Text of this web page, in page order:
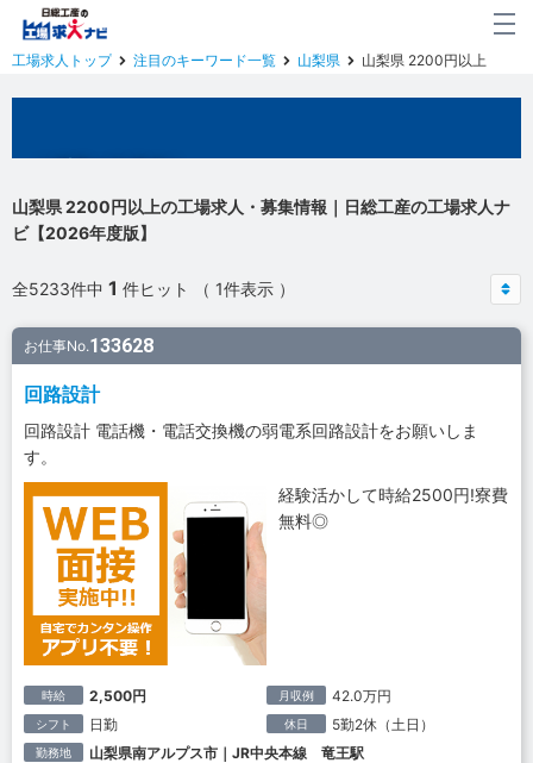
工場求人トップ 注目のキーワード一覧 山梨県 山梨県 2200円以上
山梨県 2200円以上の工場求人・募集情報｜日総工産の工場求人ナ
ビ【2026年度版】
全5233件中 1 件ヒット （ 1件表示 ）
お仕事No.133628
回路設計
回路設計 電話機・電話交換機の弱電系回路設計をお願いしま
す。
経験活かして時給2500円!寮費
無料◎
時給 2,500円 月収例 42.0万円
シフト 日勤 休日 5勤2休（土日）
勤務地 山梨県南アルプス市｜JR中央本線 竜王駅